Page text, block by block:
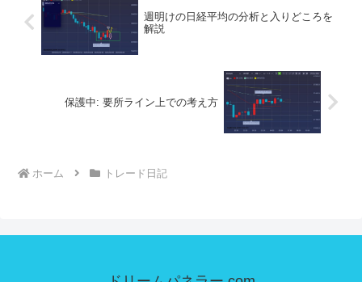
週明けの日経平均の分析と入りどころを
解説
保護中: 要所ライン上での考え方
ホーム トレード日記